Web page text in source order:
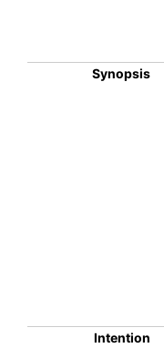
Synopsis
Intention